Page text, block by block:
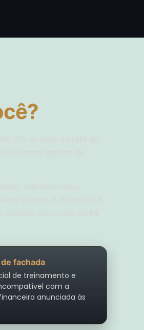
fachada
de treinamento e
com a
anunciada às